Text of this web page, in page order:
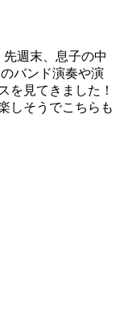
週末、息子の中
バンド演奏や演
を見てきました！
しそうでこちらも